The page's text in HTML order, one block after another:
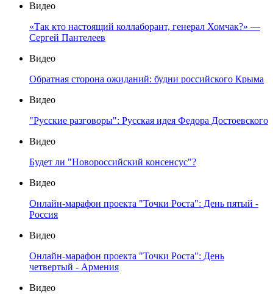
Видео
«Так кто настоящий коллаборант, генерал Хомчак?» —
Сергей Пантелеев
Видео
Обратная сторона ожиданий: будни российского Крыма
Видео
"Русские разговоры": Русская идея Федора Достоевского
Видео
Будет ли "Новороссийский консенсус"?
Видео
Онлайн-марафон проекта "Точки Роста": День пятый -
Россия
Видео
Онлайн-марафон проекта "Точки Роста": День
четвертый - Армения
Видео